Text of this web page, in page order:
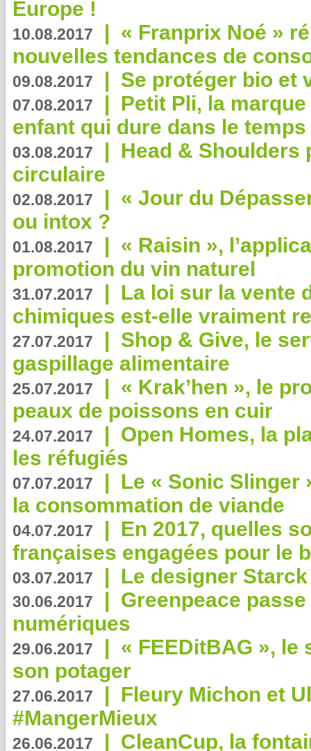
Europe !
10.08.2017 | « Franprix Noé »
nouvelles tendances de
09.08.2017 | Se protéger bio et
07.08.2017 | Petit Pli, la
enfant qui dure dans le temps
03.08.2017 | Head & Shoulders
circulaire
02.08.2017 | « Jour du
ou intox ?
01.08.2017 | « Raisin »,
promotion du vin naturel
31.07.2017 | La loi sur la vente
chimiques est-elle vraiment
27.07.2017 | Shop & Give, le
gaspillage alimentaire
25.07.2017 | « Krak’hen », le
peaux de poissons en cuir
24.07.2017 | Open Homes, la
les réfugiés
07.07.2017 | Le « Sonic Slinger
la consommation de viande
04.07.2017 | En 2017, quelles
françaises engagées pour le
03.07.2017 | Le designer
30.06.2017 | Greenpeace
numériques
29.06.2017 | « FEEDitBAG », le
son potager
27.06.2017 | Fleury Michon et
#MangerMieux
26.06.2017 | CleanCup, la